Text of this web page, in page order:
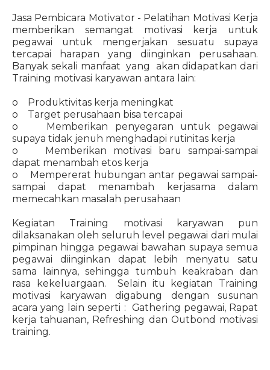
Jasa Pembicara Motivator - Pelatihan Motivasi Kerja
memberikan semangat motivasi kerja untuk
pegawai untuk mengerjakan sesuatu supaya
tercapai harapan yang diinginkan perusahaan.
Banyak sekali manfaat yang akan didapatkan dari
Training motivasi karyawan antara lain:
o Produktivitas kerja meningkat
o Target perusahaan bisa tercapai
o Memberikan penyegaran untuk pegawai
supaya tidak jenuh menghadapi rutinitas kerja
o Memberikan motivasi baru sampai-sampai
dapat menambah etos kerja
o Mempererat hubungan antar pegawai sampai-
sampai dapat menambah kerjasama dalam
memecahkan masalah perusahaan
Kegiatan Training motivasi karyawan pun
dilaksanakan oleh seluruh level pegawai dari mulai
pimpinan hingga pegawai bawahan supaya semua
pegawai diinginkan dapat lebih menyatu satu
sama lainnya, sehingga tumbuh keakraban dan
rasa kekeluargaan. Selain itu kegiatan Training
motivasi karyawan digabung dengan susunan
acara yang lain seperti : Gathering pegawai, Rapat
kerja tahuanan, Refreshing dan Outbond motivasi
training.